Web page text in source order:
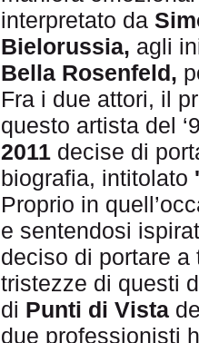
interpretato da
Bielorussia, agli
Bella Rosenfeld,
Fra i due attori, il
questo artista del
2011 decise di
biografia, intitolato
Proprio in
e sentendosi
deciso di portare a
tristezze di questi
di Punti di Vista
due professionisti